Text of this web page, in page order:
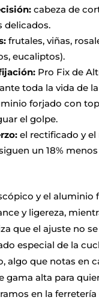
cabeza de
delicados.
frutales, viñas,
eucaliptos).
Pro Fix de
toda la vida de
forjado con
el golpe.
el rectificado y el
un 18%
y el aluminio
y ligereza,
que el ajuste no
especial de la
algo que notas en
gama alta para
en la